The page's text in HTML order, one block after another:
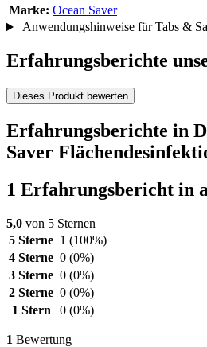
Marke: Ocean Saver
Anwendungshinweise für Tabs &
Erfahrungsberichte
Dieses Produkt bewerten
Erfahrungsberichte in
Saver
1 Erfahrungsbericht in
5,0 von 5 Sternen
5 Sterne 1 (100%)
4 Sterne 0 (0%)
3 Sterne 0 (0%)
2 Sterne 0 (0%)
1 Stern
0 (0%)
1 Bewertung